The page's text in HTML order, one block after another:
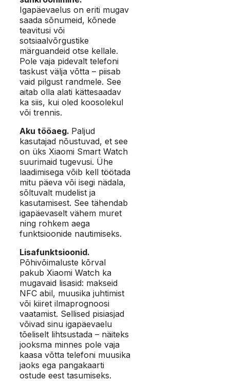
Igapäevaelus on eriti mugav
saada sõnumeid, kõnede
teavitusi või
sotsiaalvõrgustike
märguandeid otse kellale.
Pole vaja pidevalt telefoni
taskust välja võtta – piisab
vaid pilgust randmele. See
aitab olla alati kättesaadav
ka siis, kui oled koosolekul
või trennis.
Aku tööaeg. Paljud
kasutajad nõustuvad, et see
on üks Xiaomi Smart Watch
suurimaid tugevusi. Ühe
laadimisega võib kell töötada
mitu päeva või isegi nädala,
sõltuvalt mudelist ja
kasutamisest. See tähendab
igapäevaselt vähem muret
ning rohkem aega
funktsioonide nautimiseks.
Lisafunktsioonid.
Põhivõimaluste kõrval
pakub Xiaomi Watch ka
mugavaid lisasid: makseid
NFC abil, muusika juhtimist
või kiiret ilmaprognoosi
vaatamist. Sellised pisiasjad
võivad sinu igapäevaelu
tõeliselt lihtsustada – näiteks
jooksma minnes pole vaja
kaasa võtta telefoni muusika
jaoks ega pangakaarti
ostude eest tasumiseks.